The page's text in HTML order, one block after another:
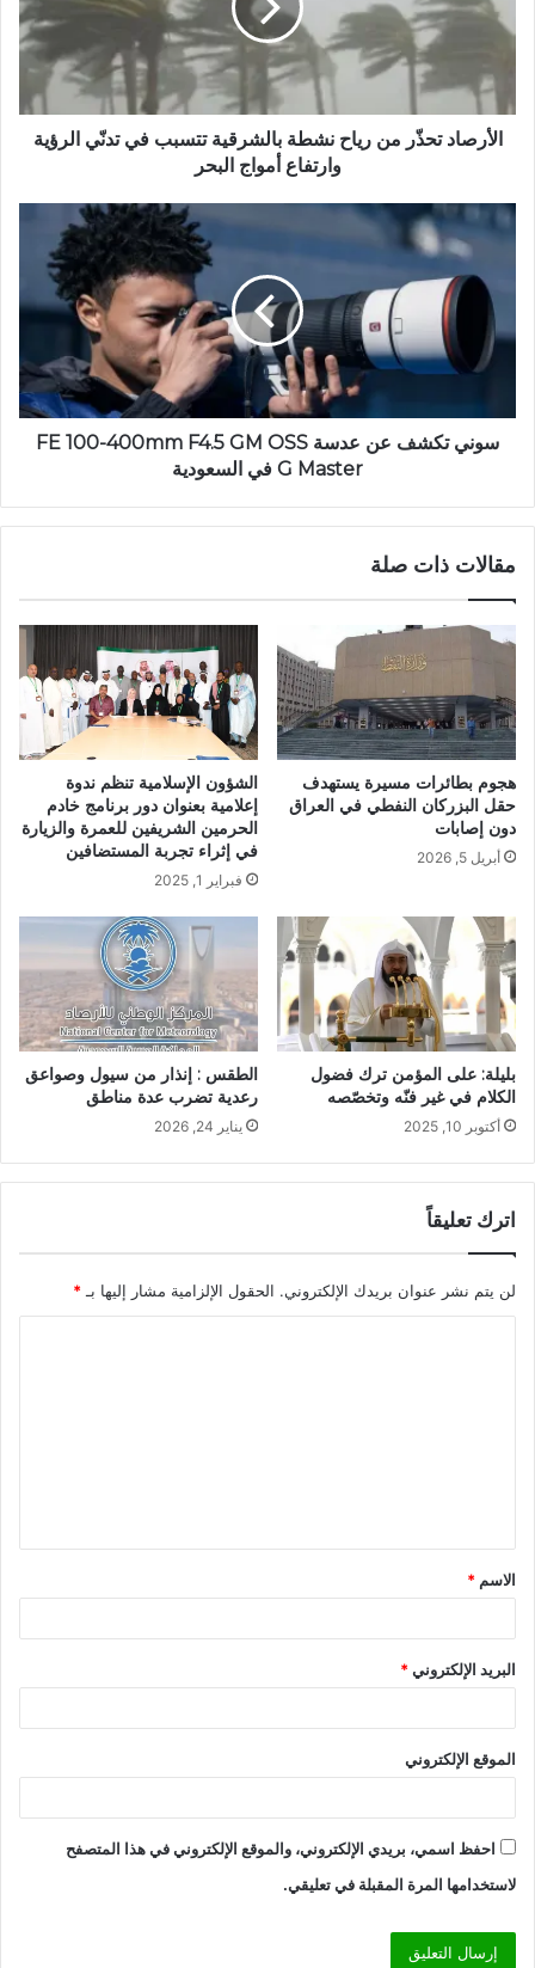
ي
ب
الأرصاد تحذّر من رياح نشطة بالشرقية تتسبب في تدنّي الرؤية
وارتفاع أمواج البحر
سوني تكشف عن عدسة FE 100-400mm F4.5 GM OSS
G Master في السعودية
مقالات ذات صلة
هجوم بطائرات مسيرة يستهدف
حقل البزركان النفطي في العراق
دون إصابات
أبريل 5, 2026
الشؤون الإسلامية تنظم ندوة
إعلامية بعنوان دور برنامج خادم
الحرمين الشريفين للعمرة والزيارة
في إثراء تجربة المستضافين
فبراير 1, 2025
بليلة: على المؤمن ترك فضول
الكلام في غير فنّه وتخصّصه
أكتوبر 10, 2025
الطقس : إنذار من سيول وصواعق
رعدية تضرب عدة مناطق
يناير 24, 2026
اترك تعليقاً
لن يتم نشر عنوان بريدك الإلكتروني. الحقول الإلزامية مشار إليها بـ *
ق
*
الاسم *
البريد الإلكتروني*
الموقع الإلكتروني
احفظ اسمي، بريدي الإلكتروني، والموقع الإلكتروني في هذا المتصفح
لاستخدامها المرة المقبلة في تعليقي.